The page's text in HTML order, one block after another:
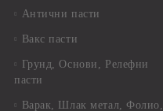
Антични пасти
Вакс пасти
Грунд, Основи, Релефни
пасти
Варак, Шлак метал, Фолио,